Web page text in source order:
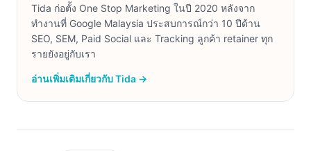
Tida ก่อตั้ง One Stop Marketing ในปี 2020 หลังจาก
ทำงานที่ Google Malaysia ประสบการณ์กว่า 10 ปีด้าน
SEO, SEM, Paid Social และ Tracking ลูกค้า retainer ทุก
รายยังอยู่กับเรา
อ่านเพิ่มเติมเกี่ยวกับ Tida →